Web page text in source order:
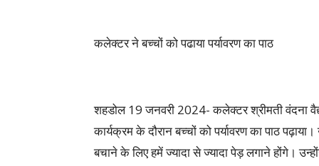
कलेक्टर ने बच्चों को पढाया पर्यावरण का पाठ
शहडोल 19 जनवरी 2024- कलेक्टर श्रीमती वंदना
कार्यक्रम के दौरान बच्चों को पर्यावरण का पाठ
बचाने के लिए हमें ज्यादा से ज्यादा पेड़ लगाने होंगे।